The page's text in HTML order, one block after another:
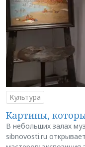
Культура
Картины,
В небольших залах
sibnovosti.ru